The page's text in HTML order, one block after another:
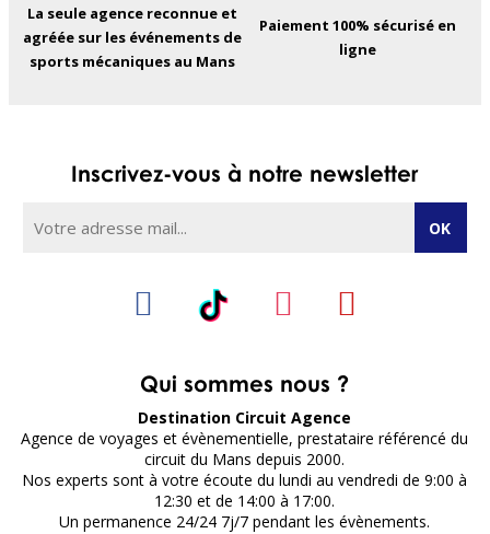
La seule agence reconnue et
agréée sur les événements de
sports mécaniques au Mans
Paiement 100% sécurisé en
ligne
Qui sommes nous ?
Destination Circuit Agence
Agence de voyages et évènementielle, prestataire référencé du
circuit du Mans depuis 2000.
Nos experts sont à votre écoute du lundi au vendredi de 9:00 à
12:30 et de 14:00 à 17:00.
Un permanence 24/24 7j/7 pendant les évènements.
Inscrivez-vous à notre newsletter